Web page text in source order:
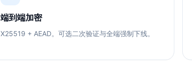
端到端加密
X25519 + AEAD。可选二次验证与全端强制下线。